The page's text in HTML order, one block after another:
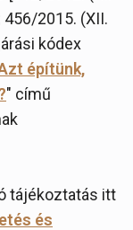
456/2015. (XII.
kódex
építünk,
" című
tájékoztatás itt
és